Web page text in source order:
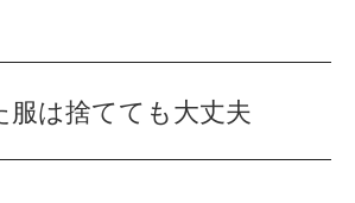
服は捨てても大丈夫